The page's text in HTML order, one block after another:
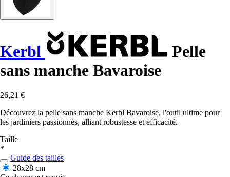
Kerbl
Pelle
sans manche Bavaroise
26,21 €
Découvrez la pelle sans manche Kerbl Bavaroise, l'outil ultime pour
les jardiniers passionnés, alliant robustesse et efficacité.
Taille
*
Guide des tailles
28x28 cm